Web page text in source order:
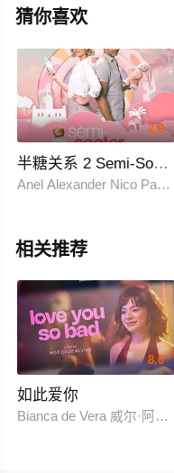
猜你喜欢
2.0
半糖关系 2 Semi-Soeter
Anel Alexander Nico
相关推荐
8.0
如此爱你
Bianca de Vera 威尔·阿